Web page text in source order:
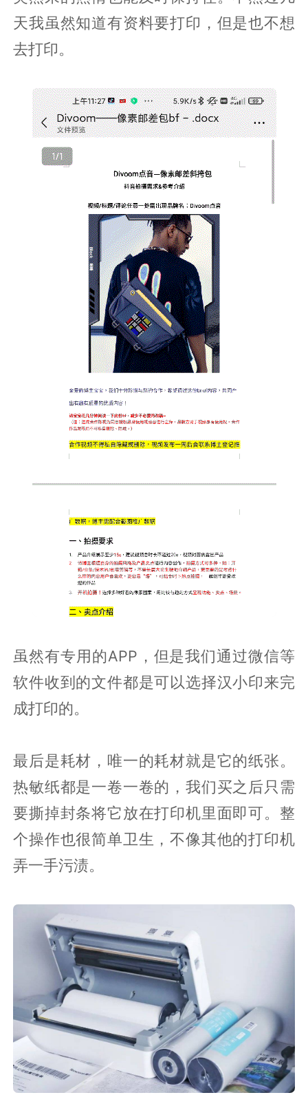
天我虽然知道有资料要打印，但是也不想
去打印。
虽然有专用的APP，但是我们通过微信等
软件收到的文件都是可以选择汉小印来完
成打印的。
最后是耗材，唯一的耗材就是它的纸张。
热敏纸都是一卷一卷的，我们买之后只需
要撕掉封条将它放在打印机里面即可。整
个操作也很简单卫生，不像其他的打印机
弄一手污渍。